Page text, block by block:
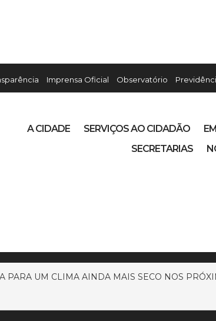
Imprensa Oficial Observatório
A CIDADE SERVIÇOS AO CIDADÃO
SECRETARIAS
PARA UM CLIMA AINDA MAIS SECO NOS